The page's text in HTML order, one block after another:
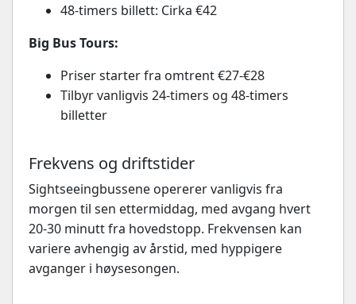
48-timers billett: Cirka €42
Big Bus Tours:
Priser starter fra omtrent €27-€28
Tilbyr vanligvis 24-timers og 48-timers
billetter
Frekvens og driftstider
Sightseeingbussene opererer vanligvis fra
morgen til sen ettermiddag, med avgang hvert
20-30 minutt fra hovedstopp. Frekvensen kan
variere avhengig av årstid, med hyppigere
avganger i høysesongen.